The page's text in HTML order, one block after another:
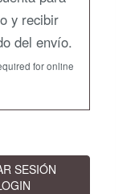
y recibir
del envío.
for online
SESIÓN